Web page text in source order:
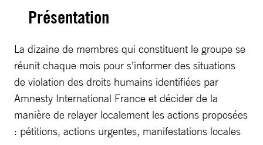
Présentation
La dizaine de membres qui constituent le groupe se
réunit chaque mois pour s’informer des situations
de violation des droits humains identifiées par
Amnesty International France et décider de la
manière de relayer localement les actions proposées
: pétitions, actions urgentes, manifestations locales